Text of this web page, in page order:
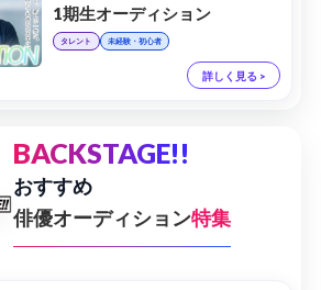
1期生オーディション
タレント 未経験・初心者
詳しく見る >
BACKSTAGE!!
おすすめ
俳優オーディション特集